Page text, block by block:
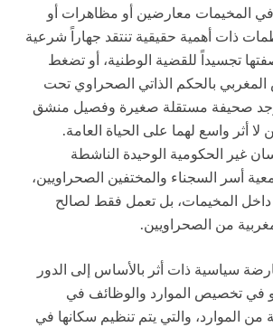
في المخيمات معارضين أو مظاهرات أو
ذات أهمية حقيقية تنتقد جهاراً شرعية
تجسيداً للقضية الوطنية، أو تضغط
بالحكم الذاتي الصحراوي تحت
صحيفة مستقلة صغيرة وفصيل منشق
لا أثر واسع لهما على الحياة العامة.
غير الحكومية الوحيدة الناشطة
أسر السجناء والمختفين الصحراويين،
داخل المخيمات، بل تعمل فقط لصالح
من الصحراويين.
سياسية ذات أثر بالأساس إلى الدور
في تخصيص الموارد والوظائف في
من الموارد، والتي يتم تنظيم سكانها في